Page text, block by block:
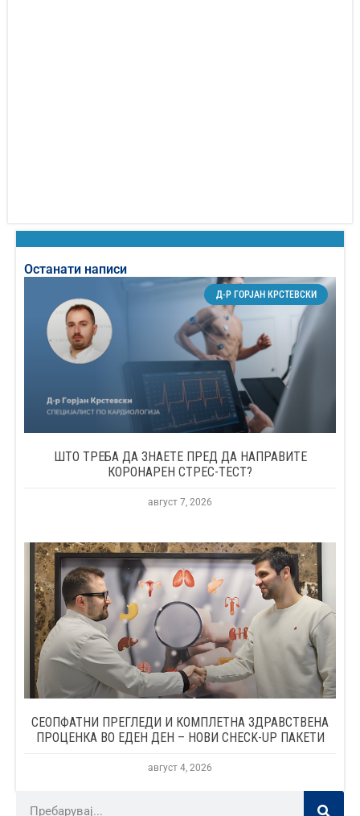
Останати написи
Д-Р ГОРЈАН КРСТЕВСКИ
ШТО ТРЕБА ДА ЗНАЕТЕ ПРЕД ДА НАПРАВИТЕ
КОРОНАРЕН СТРЕС-ТЕСТ?
август 7, 2026
СЕОПФАТНИ ПРЕГЛЕДИ И КОМПЛЕТНА ЗДРАВСТВЕНА
ПРОЦЕНКА ВО ЕДЕН ДЕН – НОВИ CHECK-UP ПАКЕТИ
август 4, 2026